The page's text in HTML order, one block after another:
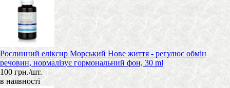
Рослинний еліксир Морський Нове життя - регулює обмін
речовин, нормалізує гормональний фон, 30 ml
100 грн./шт.
в наявності